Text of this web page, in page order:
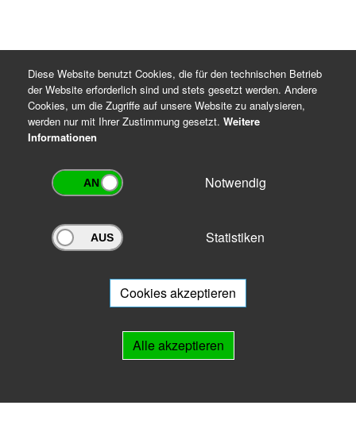
Archivportal Thüringen
Ihnen beratend zur Seite.
Diese Website benutzt Cookies, die für den technischen Betrieb
der Website erforderlich sind und stets gesetzt werden. Andere
Cookies, um die Zugriffe auf unsere Website zu analysieren,
werden nur mit Ihrer Zustimmung gesetzt. Weitere
Informationen
Notwendig
Statistiken
Cookies akzeptieren
Alle akzeptieren